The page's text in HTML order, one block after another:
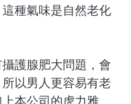
種氣味是自然老化
護腺肥大問題，會
以男人更容易有老
本公司的虎力雅